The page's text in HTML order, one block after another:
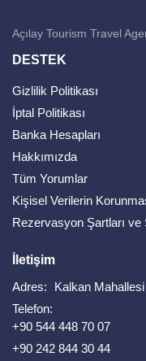
Açılay Tourism Travel
DESTEK
Gizlilik Politikası
İptal Politikası
Banka Hesapları
Hakkımızda
Tüm Yorumlar
Kişisel Verilerin
Rezervasyon Şartları
İletişim
Adres:
Kalkan
Telefon:
+90 544 448 70 07
+90 242 844 30 44